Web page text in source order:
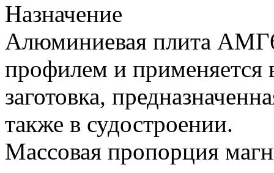
Назначение
Алюминиевая плита
профилем и применяется
заготовка,
также в судостроении.
Массовая пропорция